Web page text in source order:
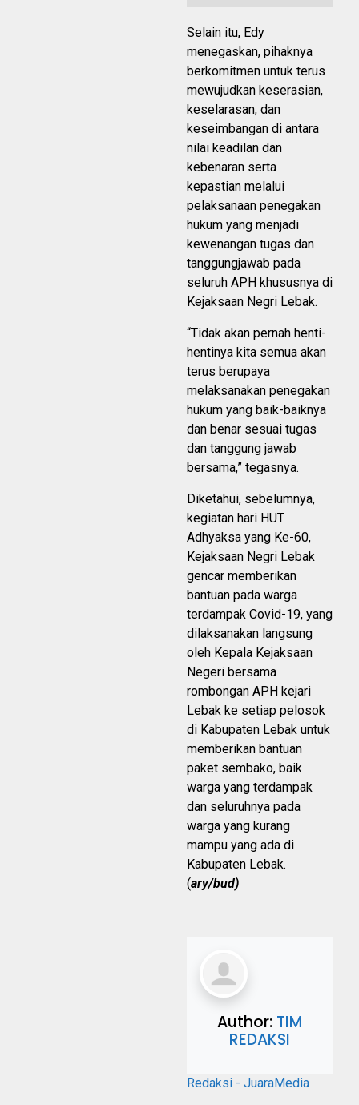
Selain itu, Edy
menegaskan, pihaknya
berkomitmen untuk terus
mewujudkan keserasian,
keselarasan, dan
keseimbangan di antara
nilai keadilan dan
kebenaran serta
kepastian melalui
pelaksanaan penegakan
hukum yang menjadi
kewenangan tugas dan
tanggungjawab pada
seluruh APH khususnya di
Kejaksaan Negri Lebak.
“Tidak akan pernah henti-
hentinya kita semua akan
terus berupaya
melaksanakan penegakan
hukum yang baik-baiknya
dan benar sesuai tugas
dan tanggung jawab
bersama,” tegasnya.
Diketahui, sebelumnya,
kegiatan hari HUT
Adhyaksa yang Ke-60,
Kejaksaan Negri Lebak
gencar memberikan
bantuan pada warga
terdampak Covid-19, yang
dilaksanakan langsung
oleh Kepala Kejaksaan
Negeri bersama
rombongan APH kejari
Lebak ke setiap pelosok
di Kabupaten Lebak untuk
memberikan bantuan
paket sembako, baik
warga yang terdampak
dan seluruhnya pada
warga yang kurang
mampu yang ada di
Kabupaten Lebak.
(ary/bud)
Author: TIM
REDAKSI
Redaksi - JuaraMedia